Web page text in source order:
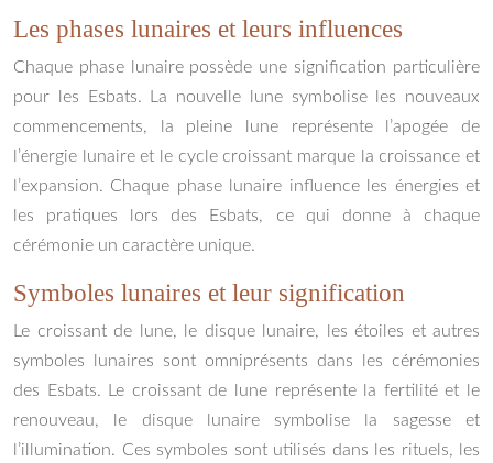
Les phases lunaires et leurs influences
Chaque phase lunaire possède une signification particulière
pour les Esbats. La nouvelle lune symbolise les nouveaux
commencements, la pleine lune représente l’apogée de
l’énergie lunaire et le cycle croissant marque la croissance et
l’expansion. Chaque phase lunaire influence les énergies et
les pratiques lors des Esbats, ce qui donne à chaque
cérémonie un caractère unique.
Symboles lunaires et leur signification
Le croissant de lune, le disque lunaire, les étoiles et autres
symboles lunaires sont omniprésents dans les cérémonies
des Esbats. Le croissant de lune représente la fertilité et le
renouveau, le disque lunaire symbolise la sagesse et
l’illumination. Ces symboles sont utilisés dans les rituels, les